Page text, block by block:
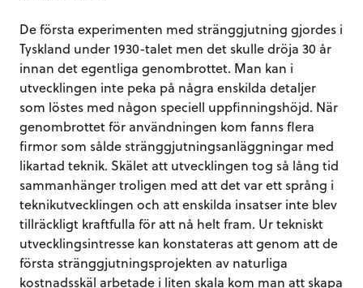
De första experimenten med stränggjutning gjordes i
Tyskland under 1930-talet men det skulle dröja 30 år
innan det egentliga genombrottet. Man kan i
utvecklingen inte peka på några enskilda detaljer
som löstes med någon speciell uppfinningshöjd. När
genombrottet för användningen kom fanns flera
firmor som sålde stränggjutningsanläggningar med
likartad teknik. Skälet att utvecklingen tog så lång tid
sammanhänger troligen med att det var ett språng i
teknikutvecklingen och att enskilda insatser inte blev
tillräckligt kraftfulla för att nå helt fram. Ur tekniskt
utvecklingsintresse kan konstateras att genom att de
första stränggjutningsprojekten av naturliga
kostnadsskäl arbetade i liten skala kom man att skapa